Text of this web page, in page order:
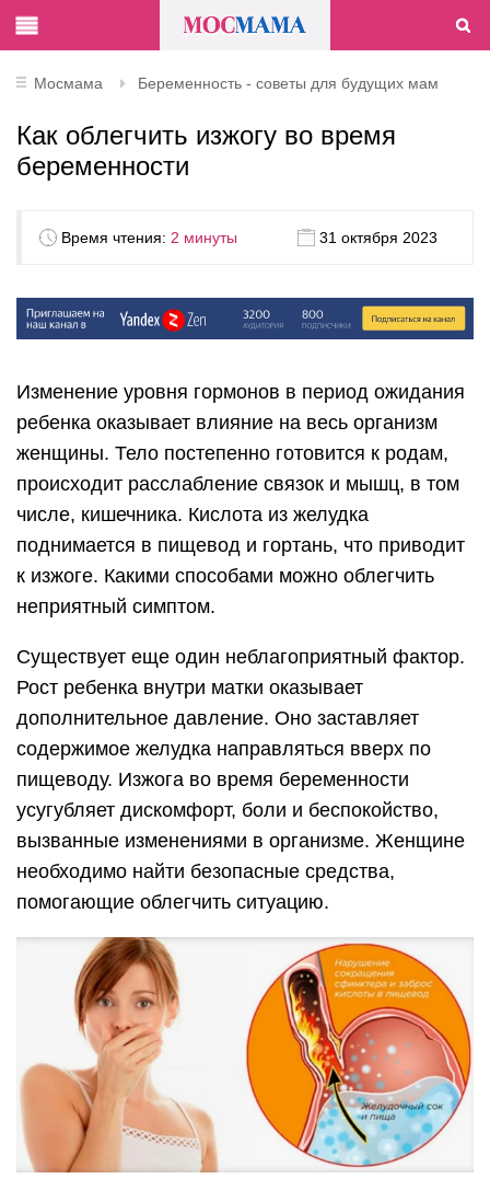
Мосмама Беременность - советы для будущих мам
Как облегчить изжогу во время
беременности
Время чтения: 2 минуты 31 октября 2023
Изменение уровня гормонов в период ожидания
ребенка оказывает влияние на весь организм
женщины. Тело постепенно готовится к родам,
происходит расслабление связок и мышц, в том
числе, кишечника. Кислота из желудка
поднимается в пищевод и гортань, что приводит
к изжоге. Какими способами можно облегчить
неприятный симптом.
Существует еще один неблагоприятный фактор.
Рост ребенка внутри матки оказывает
дополнительное давление. Оно заставляет
содержимое желудка направляться вверх по
пищеводу. Изжога во время беременности
усугубляет дискомфорт, боли и беспокойство,
вызванные изменениями в организме. Женщине
необходимо найти безопасные средства,
помогающие облегчить ситуацию.